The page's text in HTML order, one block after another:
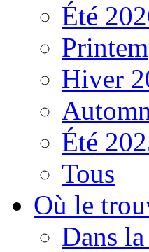
Été
Hiver
Été
Tous
Où le
Dans